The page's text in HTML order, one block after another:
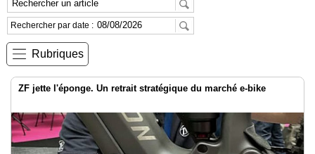
RUBRIQUES
Agenda
Médias
du
groupe
Rechercher par date :
Rubriques
ZF jette l'éponge. Un retrait stratégique du marché e-bike